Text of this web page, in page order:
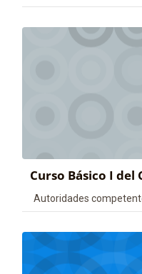
Curso Básico I del
Categoría de cursos
Autoridades